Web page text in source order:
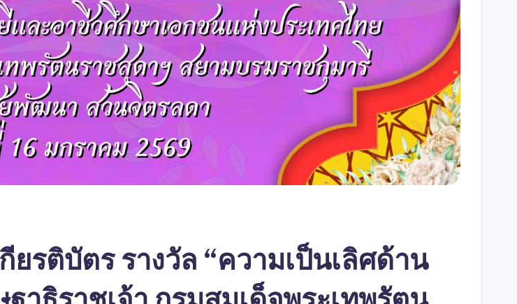
ยรติบัตร รางวัล “ความเป็นเลิศด้าน